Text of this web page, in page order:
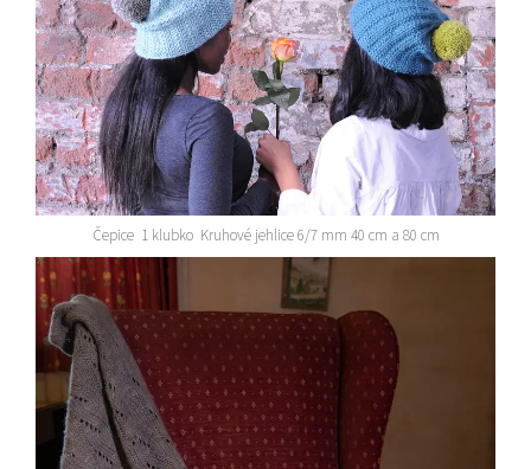
Čepice 1 klubko Kruhové jehlice 6/7 mm 40 cm a 80 cm